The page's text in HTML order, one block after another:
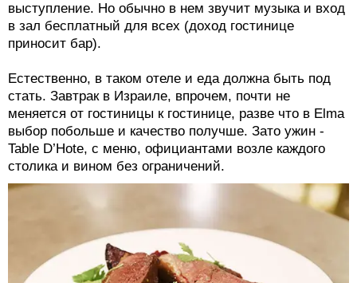
выступление. Но обычно в нем звучит музыка и вход
в зал бесплатный для всех (доход гостинице
приносит бар).
Естественно, в таком отеле и еда должна быть под
стать. Завтрак в Израиле, впрочем, почти не
меняется от гостиницы к гостинице, разве что в Elma
выбор побольше и качество получше. Зато ужин -
Table D’Hote, с меню, официантами возле каждого
столика и вином без ограничений.